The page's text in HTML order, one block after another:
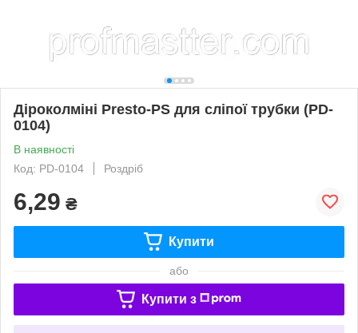
Діроколміні Presto-PS для сліпої трубки (PD-
0104)
В наявності
Код: PD-0104
Роздріб
6,29 ₴
Купити
або
Купити з